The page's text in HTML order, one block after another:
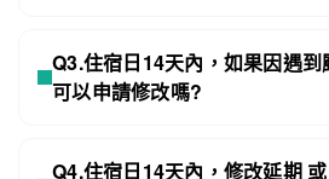
Q3.住宿日14天內，如果因遇到
可以申請修改嗎?
Q4.住宿日14天內，修改延期